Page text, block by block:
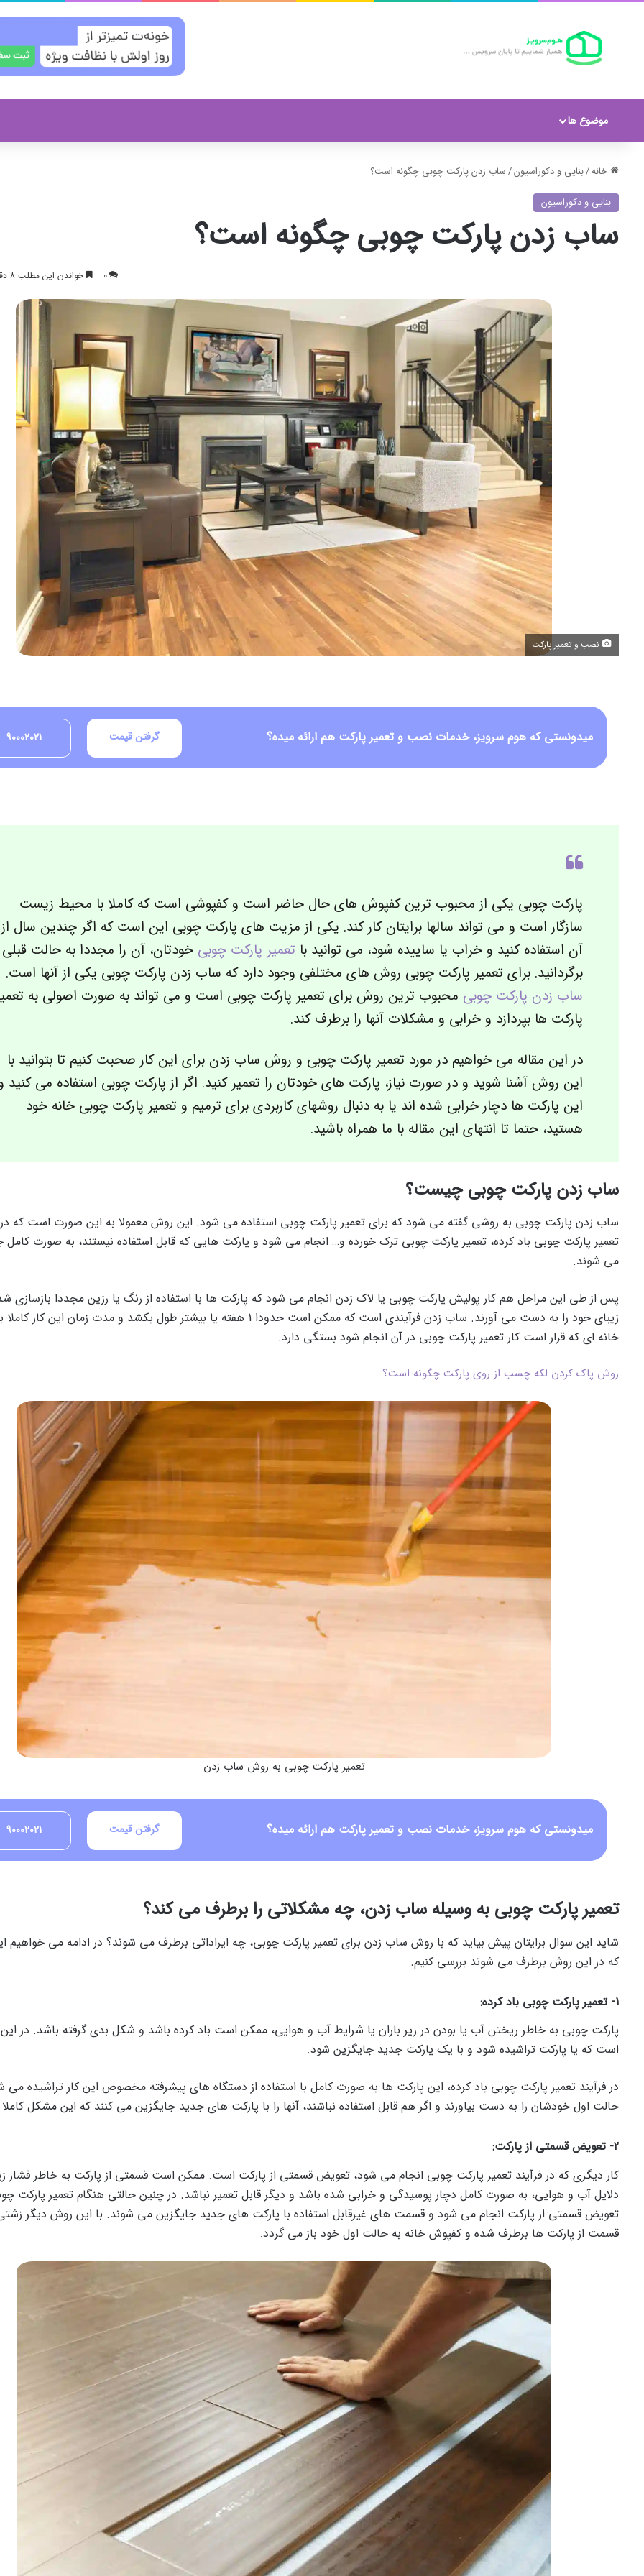
موضوع ها
خانه/بنایی و دکوراسیون/ساب زدن پارکت چوبی چگونه است؟
بنایی و دکوراسیون
ساب زدن پارکت چوبی چگونه است؟
۰ خواندن این مطلب ۸ دقیقه زمان میبرد
نصب و تعمیر پارکت
میدونستی که هوم سرویز، خدمات نصب و تعمیر پارکت هم ارائه میده؟ 90002021 گرفتن قیمت
پارکت چوبی یکی از محبوب ترین کفپوش های حال حاضر است و کفپوشی است که کاملا با محیط زیست
سازگار است و می تواند سالها برایتان کار کند. یکی از مزیت های پارکت چوبی این است که اگر چندین سال از
آن استفاده کنید و خراب یا ساییده شود، می توانید با تعمیر پارکت چوبی خودتان، آن را مجددا به حالت قبلی
برگردانید. برای تعمیر پارکت چوبی روش های مختلفی وجود دارد که ساب زدن پارکت چوبی یکی از آنها است.
ساب زدن پارکت چوبی محبوب ترین روش برای تعمیر پارکت چوبی است و می تواند به صورت اصولی به
پارکت ها بپردازد و خرابی و مشکلات آنها را برطرف کند.
در این مقاله می خواهیم در مورد تعمیر پارکت چوبی و روش ساب زدن برای این کار صحبت کنیم تا بتوانید با
این روش آشنا شوید و در صورت نیاز، پارکت های خودتان را تعمیر کنید. اگر از پارکت چوبی استفاده می کنید
این پارکت ها دچار خرابی شده اند یا به دنبال روشهای کاربردی برای ترمیم و تعمیر پارکت چوبی خانه خود
هستید، حتما تا انتهای این مقاله با ما همراه باشید.
ساب زدن پارکت چوبی چیست؟
ساب زدن پارکت چوبی به روشی گفته می شود که برای تعمیر پارکت چوبی استفاده می شود. این روش معمولا به این صورت است که
تعمیر پارکت چوبی باد کرده، تعمیر پارکت چوبی ترک خورده و… انجام می شود و پارکت هایی که قابل استفاده نیستند، به صورت کامل
می شوند.
پس از طی این مراحل هم کار پولیش پارکت چوبی یا لاک زدن انجام می شود که پارکت ها با استفاده از رنگ یا رزین مجددا بازسازی
زیبای خود را به دست می آورند. ساب زدن فرآیندی است که ممکن است حدودا 1 هفته یا بیشتر طول بکشد و مدت زمان این
خانه ای که قرار است کار تعمیر پارکت چوبی در آن انجام شود بستگی دارد.
روش پاک کردن لکه چسب از روی پارکت چگونه است؟
تعمیر پارکت چوبی به روش ساب زدن
میدونستی که هوم سرویز، خدمات نصب و تعمیر پارکت هم ارائه میده؟ 90002021 گرفتن قیمت
تعمیر پارکت چوبی به وسیله ساب زدن، چه مشکلاتی را برطرف می کند؟
شاید این سوال برایتان پیش بیاید که با روش ساب زدن برای تعمیر پارکت چوبی، چه ایراداتی برطرف می شوند؟ در ادامه می خواهیم
که در این روش برطرف می شوند بررسی کنیم.
1- تعمیر پارکت چوبی باد کرده:
پارکت چوبی به خاطر ریختن آب یا بودن در زیر باران یا شرایط آب و هوایی، ممکن است باد کرده باشد و شکل بدی گرفته باشد. در این
است که یا پارکت تراشیده شود و با یک پارکت جدید جایگزین شود.
در فرآیند تعمیر پارکت چوبی باد کرده، این پارکت ها به صورت کامل با استفاده از دستگاه های پیشرفته مخصوص این کار تراشیده می
حالت اول خودشان را به دست بیاورند و اگر هم قابل استفاده نباشند، آنها را با پارکت های جدید جایگزین می کنند که این مشکل
2- تعویض قسمتی از پارکت:
کار دیگری که در فرآیند تعمیر پارکت چوبی انجام می شود، تعویض قسمتی از پارکت است.ممکن است قسمتی از پارکت به خاطر فشار
دلایل آب و هوایی، به صورت کامل دچار پوسیدگی و خرابی شده باشد و دیگر قابل تعمیر نباشد. در چنین حالتی هنگام تعمیر پارکت
تعویض قسمتی از پارکت انجام می شود و قسمت های غیرقابل استفاده با پارکت های جدید جایگزین می شوند. با این روش دیگر
قسمت از پارکت ها برطرف شده و کفپوش خانه به حالت اول خود باز می گردد.